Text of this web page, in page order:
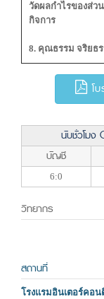
วัดผลกำไรของส่ว
กิจการ
8. คุณธรรม จริยธ
โ
นับชั่วโมง
บัญชี
6:0
วิทยากร
สถานที่
โรงแรมอินเตอร์คอน